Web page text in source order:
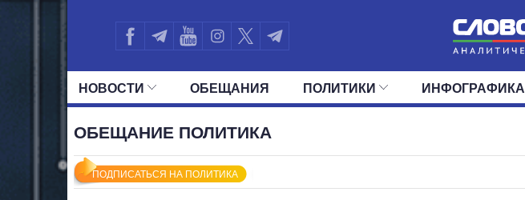
НОВОСТИ ОБЕЩАНИЯ ПОЛИТИКИ ИНФОГРАФИКА
ОБЕЩАНИЕ ПОЛИТИКА
ПОДПИСАТЬСЯ НА ПОЛИТИКА